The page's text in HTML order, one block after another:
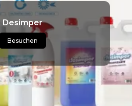
Desimper
Besuchen